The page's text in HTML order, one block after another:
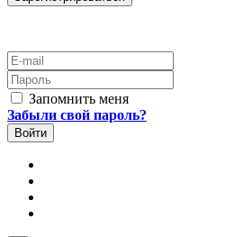
E-mail
Пароль
Запомнить меня
Забыли свой пароль?